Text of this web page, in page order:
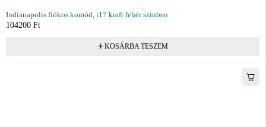
Indianapolis fiókos komód, i17 kraft fehér színben
104200 Ft
KOSÁRBA TESZEM